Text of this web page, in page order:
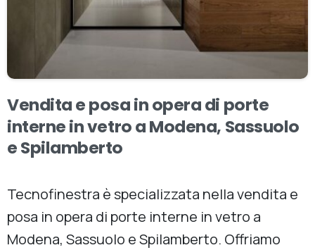
Venditaeposainoperadi porte
interneinvetroaModena, Sassuolo
eSpilamberto
Tecnofinestra è specializzata nella vendita e
posa in opera di porte interne in vetro a
Modena, Sassuolo e Spilamberto. Offriamo